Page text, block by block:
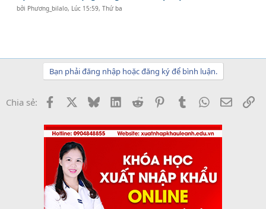
bởi Phương_bilalo, Lúc 15:59, Thứ ba
Bạn phải đăng nhập hoặc đăng ký để bình luận.
Chia sẻ: Facebook BlueskyLinkedInReddit PinterestTumblrWhatsApp
Email